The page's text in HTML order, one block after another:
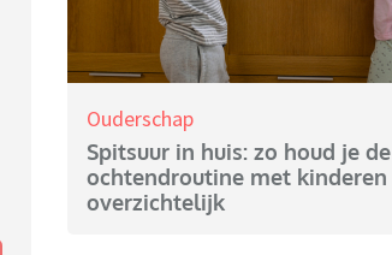
Ouderschap
Spitsuur in huis: zo houd je de
ochtendroutine met kinderen
overzichtelijk